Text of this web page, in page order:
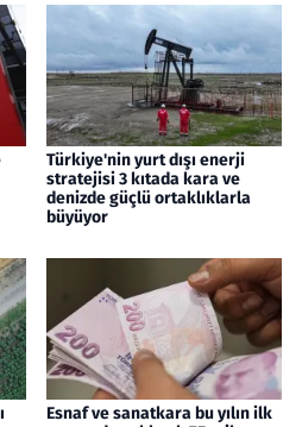
Türkiye'nin yurt dışı enerji
stratejisi 3 kıtada kara ve
denizde güçlü ortaklıklarla
büyüyor
Esnaf ve sanatkara bu yılın ilk